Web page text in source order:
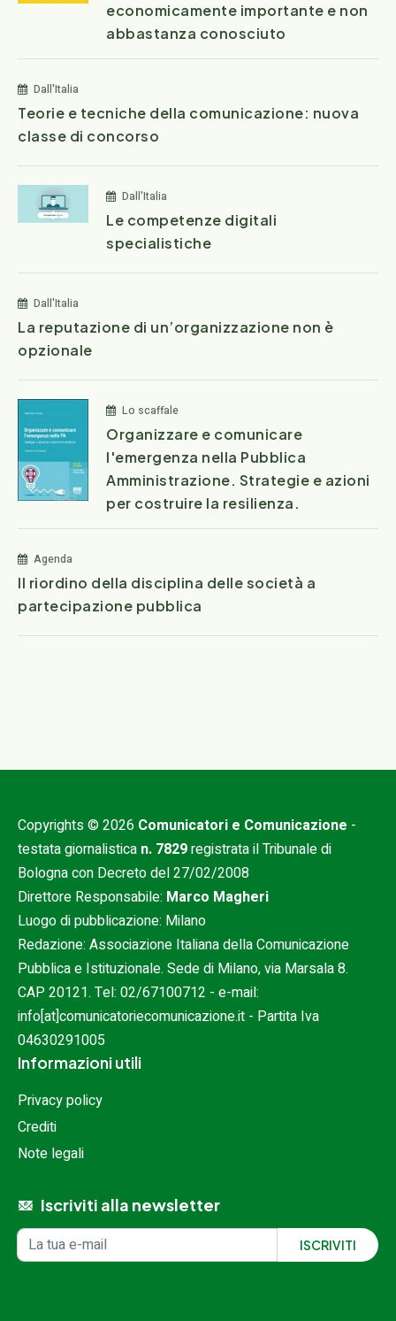
economicamente importante e non
abbastanza conosciuto
Dall'Italia
Teorie e tecniche della comunicazione: nuova
classe di concorso
Dall'Italia
Le competenze digitali
specialistiche
Dall'Italia
La reputazione di un’organizzazione non è
opzionale
Lo scaffale
Organizzare e comunicare
l'emergenza nella Pubblica
Amministrazione. Strategie e azioni
per costruire la resilienza.
Agenda
Il riordino della disciplina delle società a
partecipazione pubblica
Copyrights © 2026 Comunicatori e Comunicazione -
testata giornalistica n. 7829registrata il Tribunale di
Bologna con Decreto del 27/02/2008
Direttore Responsabile: Marco Magheri
Luogo di pubblicazione: Milano
Redazione: Associazione Italiana della Comunicazione
Pubblica e Istituzionale. Sede di Milano, via Marsala 8.
CAP 20121. Tel: 02/67100712 - e-mail:
info[at]comunicatoriecomunicazione.it - Partita Iva
04630291005
Informazioni utili
Privacy policy
Crediti
Note legali
Iscriviti alla newsletter
Iscrizione alla newsletter
Indirizzo email ISCRIVITI